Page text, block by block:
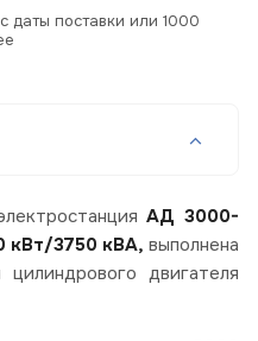
даты поставки или 1000
АД 3000-
кВт/3750 кВА, выполнена
двигателя